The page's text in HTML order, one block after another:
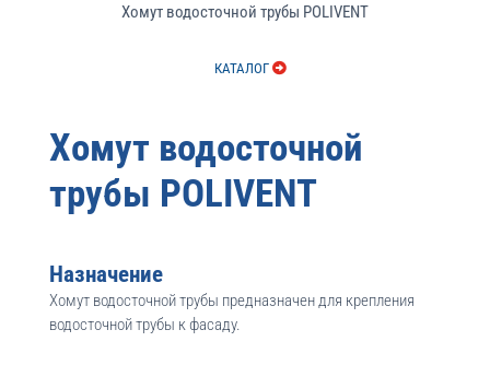
Хомут водосточной трубы POLIVENT
КАТАЛОГ
Хомут водосточной
трубы POLIVENT
Назначение
Хомут водосточной трубы предназначен для крепления
водосточной трубы к фасаду.